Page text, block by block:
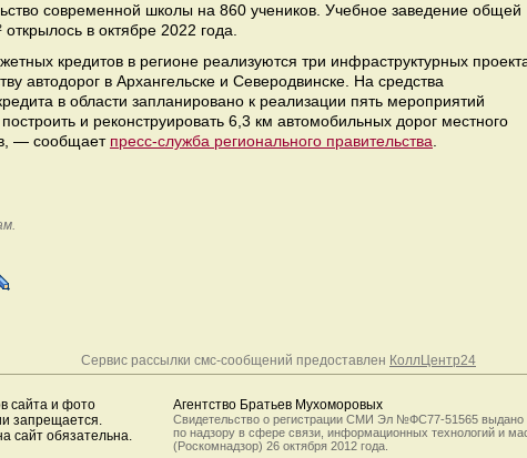
современной школы на 860 учеников. Учебное заведение общей
в октябре 2022 года.
кредитов в регионе реализуются три инфраструктурных
автодорог в Архангельске и Северодвинске. На средства
в области запланировано к реализации пять мероприятий
и реконструировать 6,3 км автомобильных дорог местного
— сообщает пресс-служба регионального правительства
Сервис рассылки смс-сообщений предоставлен КоллЦентр24
сайта и фото
запрещается.
сайт обязательна.
Агентство Братьев Мухоморовых
Свидетельство о регистрации СМИ Эл №ФС77-51565 выдано
по надзору в сфере связи, информационных технологий и
(Роскомнадзор) 26 октября 2012 года.